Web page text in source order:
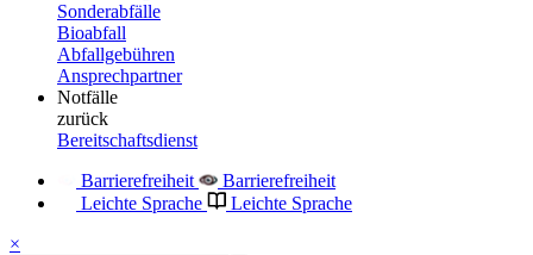
Sonderabfälle
Bioabfall
Abfallgebühren
Ansprechpartner
Notfälle
zurück
Bereitschaftsdienst
Barrierefreiheit
Barrierefreiheit
Leichte Sprache
Leichte Sprache
×